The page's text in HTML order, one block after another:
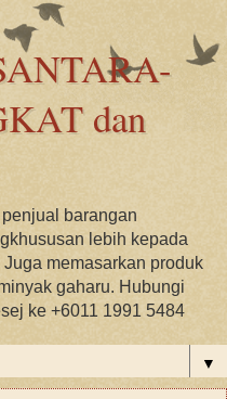
dan
barangan
lebih kepada
Juga memasarkan produk
gaharu. Hubungi
ke +6011 1991 5484
▼